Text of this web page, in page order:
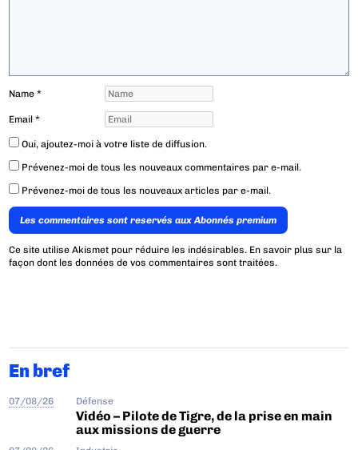
Name*
Email*
Oui, ajoutez-moi à votre liste de diffusion.
Prévenez-moi de tous les nouveaux commentaires par e-mail.
Prévenez-moi de tous les nouveaux articles par e-mail.
Les commentaires sont reservés aux Abonnés premium
Ce site utilise Akismet pour réduire les indésirables. En savoir plus sur la
façon dont les données de vos commentaires sont traitées.
En bref
07/08/26 Défense
Vidéo – Pilote de Tigre, de la prise en main
aux missions de guerre